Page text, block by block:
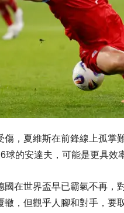
傷，夏維斯在前鋒線上孤
球的安達夫，可能是更具效
國在世界盃早已霸氣不再，
轍，但觀乎人腳和對手，要